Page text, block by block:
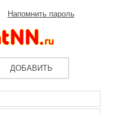
Напомнить пароль
ДОБАВИТЬ